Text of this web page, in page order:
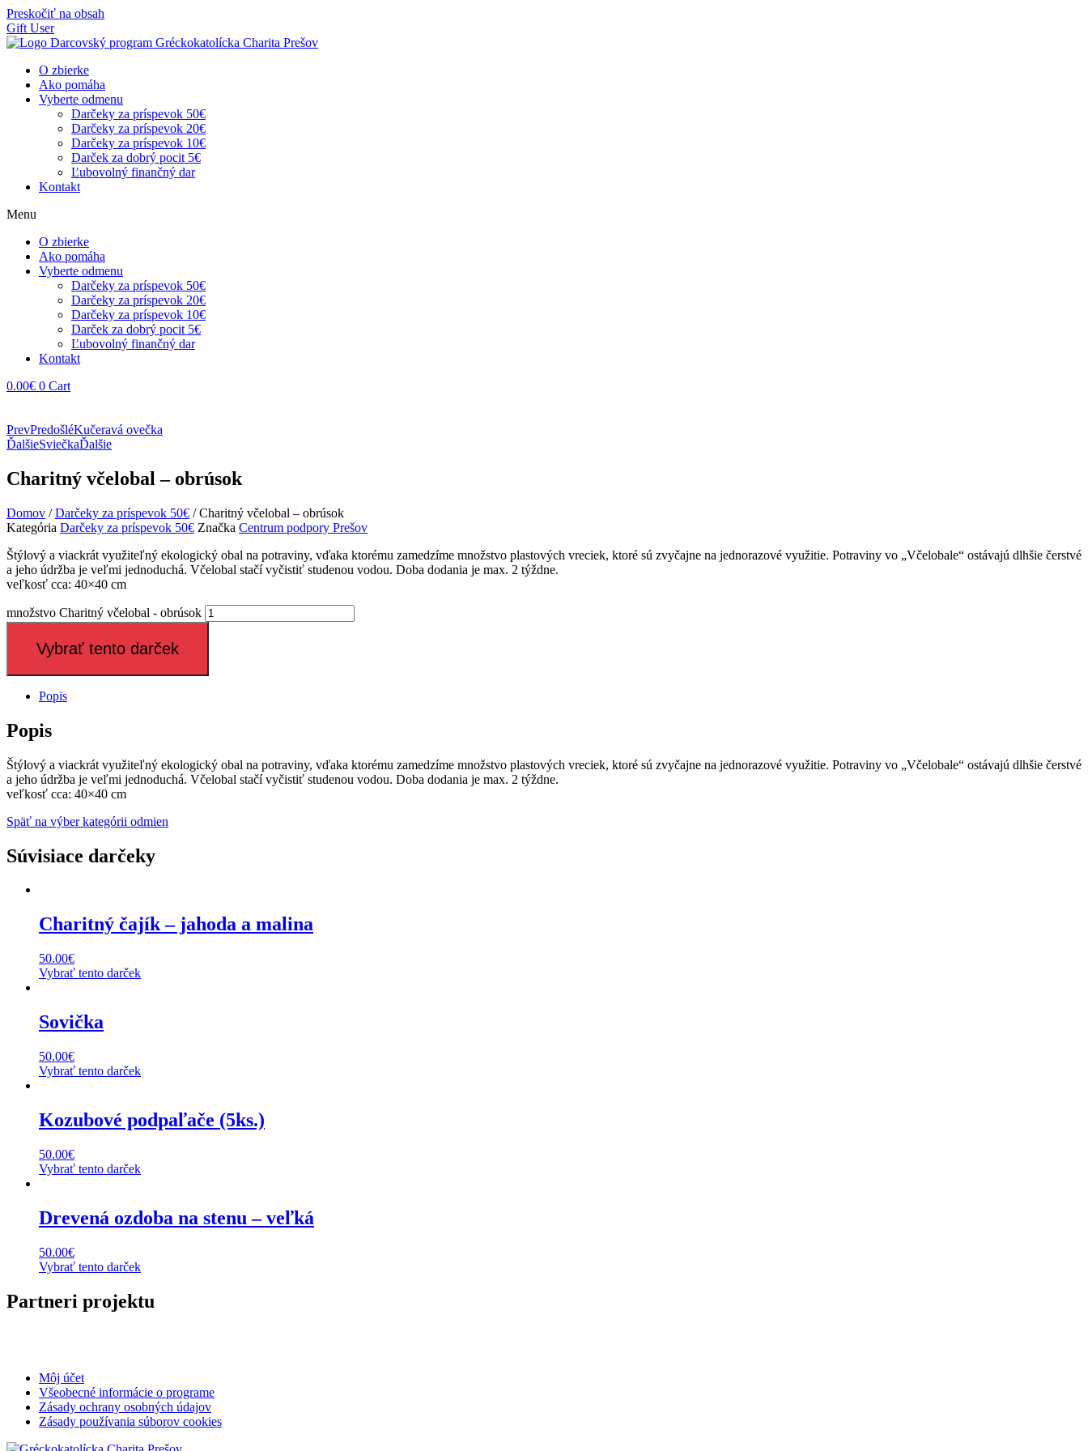
Preskočiť na obsah
Gift User
O zbierke
Ako pomáha
Vyberte odmenu
Darčeky za príspevok 50€
Darčeky za príspevok 20€
Darčeky za príspevok 10€
Darček za dobrý pocit 5€
Ľubovolný finančný dar
Kontakt
Menu
O zbierke
Ako pomáha
Vyberte odmenu
Darčeky za príspevok 50€
Darčeky za príspevok 20€
Darčeky za príspevok 10€
Darček za dobrý pocit 5€
Ľubovolný finančný dar
Kontakt
0.00€ 0 Cart
PrevPredošléKučeravá ovečka
ĎalšieSviečkaĎalšie
Charitný včelobal – obrúsok
Domov /Darčeky za príspevok 50€ / Charitný včelobal – obrúsok
Kategória Darčeky za príspevok 50€ Značka Centrum podpory Prešov
Štýlový a viackrát využiteľný ekologický obal na potraviny, vďaka ktorému zamedzíme množstvo plastových vreciek, ktoré sú zvyčajne na jednorazové využitie. Potraviny vo „Včelobale“ ostávajú dlhšie čerstvé
a jeho údržba je veľmi jednoduchá. Včelobal stačí vyčistiť studenou vodou. Doba dodania je max. 2 týždne.
veľkosť cca: 40×40 cm
množstvo Charitný včelobal - obrúsok
Vybrať tento darček
Popis
Popis
Štýlový a viackrát využiteľný ekologický obal na potraviny, vďaka ktorému zamedzíme množstvo plastových vreciek, ktoré sú zvyčajne na jednorazové využitie. Potraviny vo „Včelobale“ ostávajú dlhšie čerstvé
a jeho údržba je veľmi jednoduchá. Včelobal stačí vyčistiť studenou vodou. Doba dodania je max. 2 týždne.
veľkosť cca: 40×40 cm
Späť na výber kategórii odmien
Súvisiace darčeky
Charitný čajík – jahoda a malina
50.00€
Vybrať tento darček
Sovička
50.00€
Vybrať tento darček
Kozubové podpaľače (5ks.)
50.00€
Vybrať tento darček
Drevená ozdoba na stenu – veľká
50.00€
Vybrať tento darček
Partneri projektu
Môj účet
Všeobecné informácie o programe
Zásady ochrany osobných údajov
Zásady používania súborov cookies